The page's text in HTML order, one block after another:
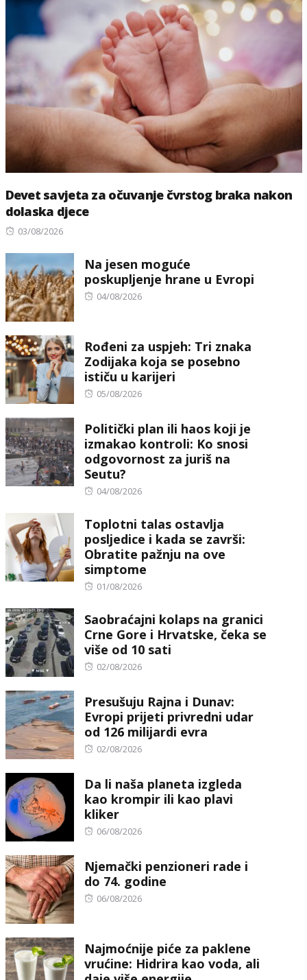
Devet savjeta za očuvanje čvrstog braka nakon
dolaska djece
Posted
03/08/2026
Na jesen moguće
poskupljenje hrane u Evropi
Posted
04/08/2026
Rođeni za uspjeh: Tri znaka
Zodijaka koja se posebno
ističu u karijeri
Posted
05/08/2026
Politički plan ili haos koji je
izmakao kontroli: Ko snosi
odgovornost za juriš na
Seutu?
Posted
04/08/2026
Toplotni talas ostavlja
posljedice i kada se završi:
Obratite pažnju na ove
simptome
Posted
01/08/2026
Saobraćajni kolaps na granici
Crne Gore i Hrvatske, čeka se
više od 10 sati
Posted
02/08/2026
Presušuju Rajna i Dunav:
Evropi prijeti privredni udar
od 126 milijardi evra
Posted
02/08/2026
Da li naša planeta izgleda
kao krompir ili kao plavi
kliker
Posted
06/08/2026
Njemački penzioneri rade i
do 74. godine
Posted
06/08/2026
Najmoćnije piće za paklene
vrućine: Hidrira kao voda, ali